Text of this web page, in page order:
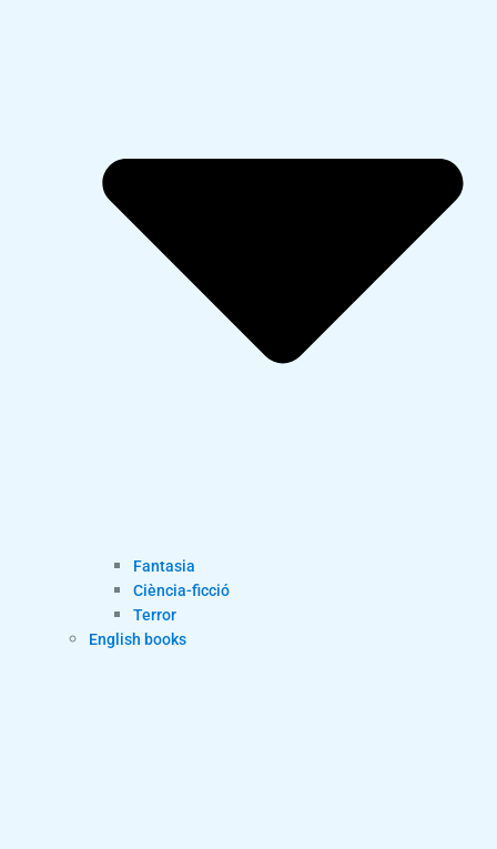
Fantasia
Ciència-ficció
Terror
English books